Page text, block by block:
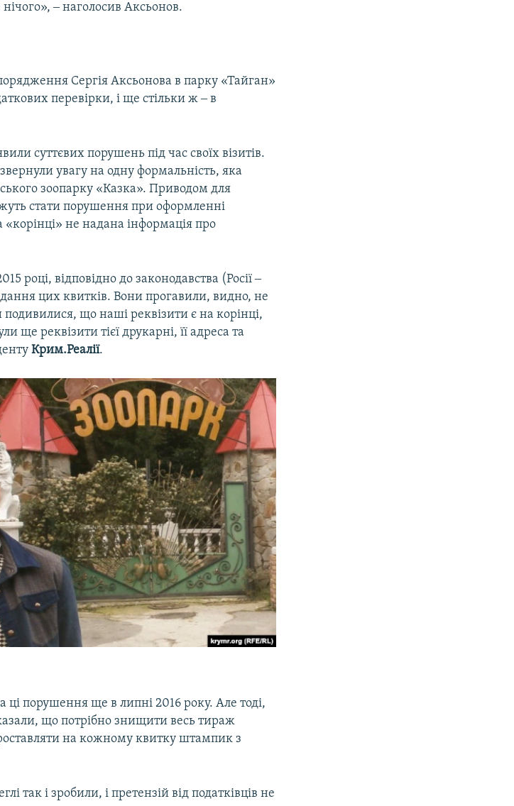
нічого», ‒ наголосив Аксьонов.
Сергія Аксьонова в парку «Тайган»
перевірки, і ще стільки ж ‒ в
суттєвих порушень під час своїх візитів.
увагу на одну формальність, яка
зоопарку «Казка». Приводом для
стати порушення при оформленні
не надана інформація про
році, відповідно до законодавства (Росії ‒
цих квитків. Вони прогавили, видно, не
що наші реквізити є на корінці,
ще реквізити тієї друкарні, її адреса та
Крим.Реалії.
ці порушення ще в липні 2016 року. Але тоді,
що потрібно знищити весь тираж
на кожному квитку штампик з
так і зробили, і претензій від податківців не